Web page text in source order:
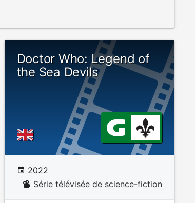
Doctor Who: Legend of
the Sea Devils
2022
Série télévisée de science-fiction